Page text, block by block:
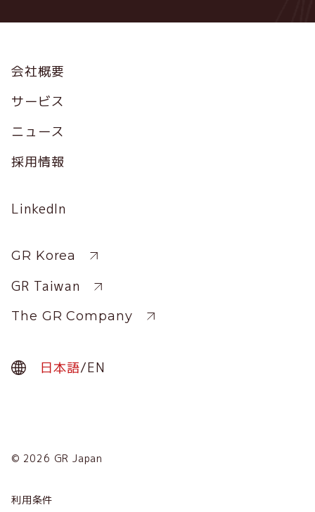
Footer
会社概要
サービス
ニュース
採用情報
Social
Profile
LinkedIn
Sitewide
GR Korea
GR Taiwan
The GR Company
日本語/EN
© 2026 GR Japan
Term
利用条件